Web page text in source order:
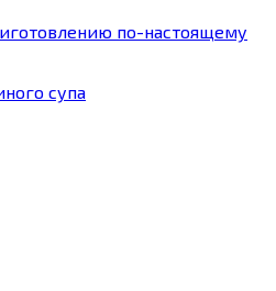
по-настоящему
супа